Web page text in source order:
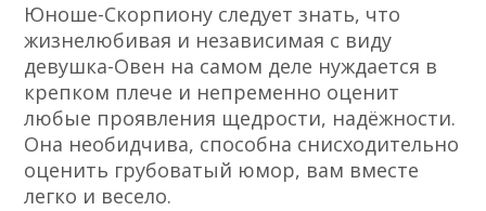
Юноше-Скорпиону следует знать, что
жизнелюбивая и независимая с виду
девушка-Овен на самом деле нуждается в
крепком плече и непременно оценит
любые проявления щедрости, надёжности.
Она необидчива, способна снисходительно
оценить грубоватый юмор, вам вместе
легко и весело.